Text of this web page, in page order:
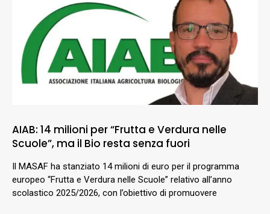
AIAB: 14 milioni per “Frutta e Verdura nelle
Scuole”, ma il Bio resta senza fuori
Il MASAF ha stanziato 14 milioni di euro per il programma
europeo “Frutta e Verdura nelle Scuole” relativo all’anno
scolastico 2025/2026, con l’obiettivo di promuovere